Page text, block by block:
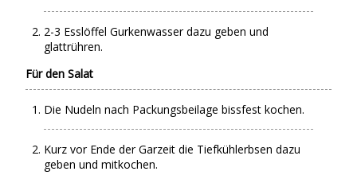
2-3 Esslöffel Gurkenwasser dazu geben und
glattrühren.
Für den Salat
Die Nudeln nach Packungsbeilage bissfest kochen.
Kurz vor Ende der Garzeit die Tiefkühlerbsen dazu
geben und mitkochen.